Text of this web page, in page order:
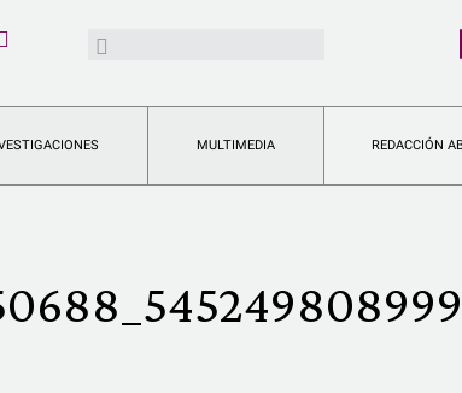
YouTubeBuscar:
MULTIMEDIA REDACCIÓN